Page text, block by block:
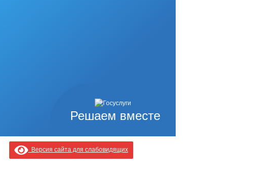
Решаем вместе
Версия сайта для слабовидящих